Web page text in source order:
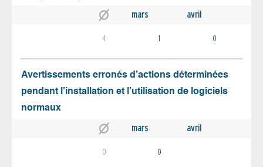
mars avril
4 1 0
Avertissements erronés d’actions déterminées
pendant l’installation et l’utilisation de logiciels
normaux
mars avril
0 0